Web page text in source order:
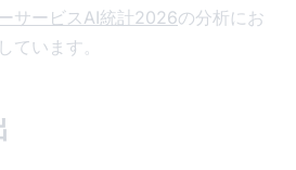
サービスAI統計2026の分析にお
ています。